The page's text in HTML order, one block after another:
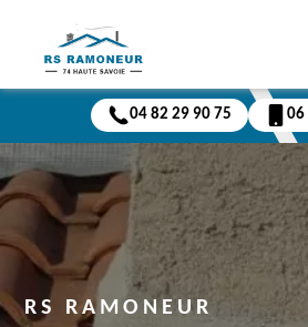
04 82 29 90 75 06
RS RAMONEUR